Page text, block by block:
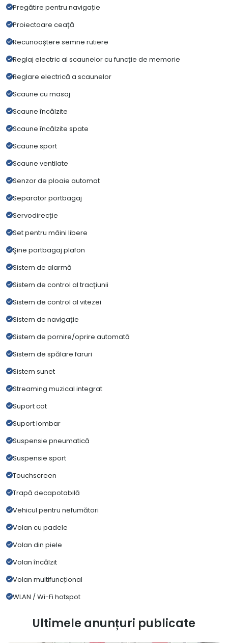
Pregătire pentru navigație
Proiectoare ceață
Recunoaștere semne rutiere
Reglaj electric al scaunelor cu funcție de memorie
Reglare electrică a scaunelor
Scaune cu masaj
Scaune încălzite
Scaune încălzite spate
Scaune sport
Scaune ventilate
Senzor de ploaie automat
Separator portbagaj
Servodirecție
Set pentru mâini libere
Şine portbagaj plafon
Sistem de alarmă
Sistem de control al tracțiunii
Sistem de control al vitezei
Sistem de navigație
Sistem de pornire/oprire automată
Sistem de spălare faruri
Sistem sunet
Streaming muzical integrat
Suport cot
Suport lombar
Suspensie pneumatică
Suspensie sport
Touchscreen
Trapă decapotabilă
Vehicul pentru nefumători
Volan cu padele
Volan din piele
Volan încălzit
Volan multifuncțional
WLAN / Wi-Fi hotspot
Ultimele anunțuri publicate